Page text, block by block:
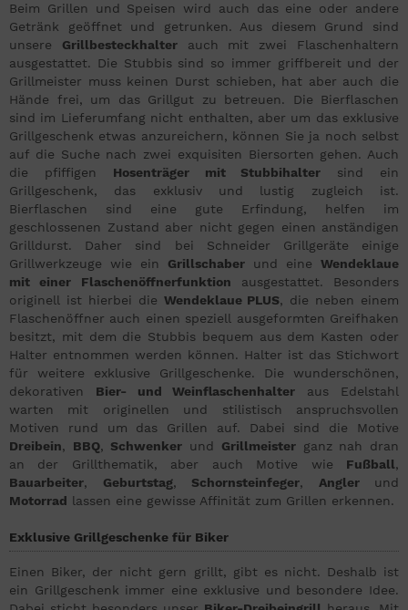
Beim Grillen und Speisen wird auch das eine oder andere
Getränk geöffnet und getrunken. Aus diesem Grund sind
unsere Grillbesteckhalterauch mit zwei Flaschenhaltern
ausgestattet. Die Stubbis sind so immer griffbereit und der
Grillmeister muss keinen Durst schieben, hat aber auch die
Hände frei, um das Grillgut zu betreuen. Die Bierflaschen
sind im Lieferumfang nicht enthalten, aber um das exklusive
Grillgeschenk etwas anzureichern, können Sie ja noch selbst
auf die Suche nach zwei exquisiten Biersorten gehen. Auch
die pfiffigen Hosenträger mit Stubbihalter sind ein
Grillgeschenk, das exklusiv und lustig zugleich ist.
Bierflaschen sind eine gute Erfindung, helfen im
geschlossenen Zustand aber nicht gegen einen anständigen
Grilldurst. Daher sind bei Schneider Grillgeräte einige
Grillwerkzeuge wie ein Grillschaber und eine Wendeklaue
mit einer Flaschenöffnerfunktion ausgestattet. Besonders
originell ist hierbei die Wendeklaue PLUS, die neben einem
Flaschenöffner auch einen speziell ausgeformten Greifhaken
besitzt, mit dem die Stubbis bequem aus dem Kasten oder
Halter entnommen werden können. Halter ist das Stichwort
für weitere exklusive Grillgeschenke. Die wunderschönen,
dekorativen Bier- und Weinflaschenhalter aus Edelstahl
warten mit originellen und stilistisch anspruchsvollen
Motiven rund um das Grillen auf. Dabei sind die Motive
Dreibein, BBQ, Schwenker und Grillmeisterganz nah dran
an der Grillthematik, aber auch Motive wie Fußball,
Bauarbeiter, Geburtstag, Schornsteinfeger, Anglerund
Motorrad lassen eine gewisse Affinität zum Grillen erkennen.
Exklusive Grillgeschenke für Biker
Einen Biker, der nicht gern grillt, gibt es nicht. Deshalb ist
ein Grillgeschenk immer eine exklusive und besondere Idee.